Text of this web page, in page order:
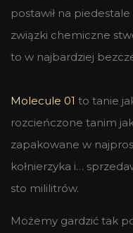
postawił na
związki chemiczne
to w najbardziej
Molecule 01 to tanie
rozcieńczone tanim
zapakowane w
kołnierzyka i…
sto mililitrów.
Możemy gardzić tak